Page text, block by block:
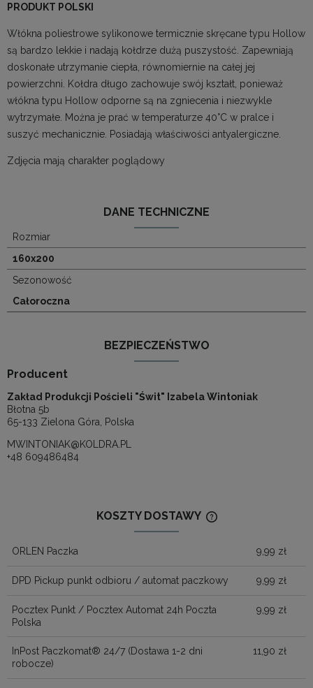
PRODUKT POLSKI
Włókna poliestrowe sylikonowe termicznie skręcane typu Hollow
są bardzo lekkie i nadają kołdrze dużą puszystość. Zapewniają
doskonałe utrzymanie ciepła, równomiernie na całej jej
powierzchni. Kołdra długo zachowuje swój kształt, ponieważ
włókna typu Hollow odporne są na zgniecenia i niezwykle
wytrzymałe. Można je prać w temperaturze 40°C w pralce i
suszyć mechanicznie. Posiadają właściwości antyalergiczne.
Zdjęcia mają charakter poglądowy
DANE TECHNICZNE
Rozmiar
160x200
Sezonowość
Całoroczna
BEZPIECZEŃSTWO
Producent
Zakład Produkcji Pościeli "Świt" Izabela Wintoniak
Błotna 5b
65-133 Zielona Góra, Polska
MWINTONIAK@KOLDRA.PL
+48 609486484
KOSZTY DOSTAWY
ORLEN Paczka 9,99 zł
DPD Pickup punkt odbioru / automat paczkowy 9,99 zł
Pocztex Punkt / Pocztex Automat 24h Poczta
Polska
9,99 zł
InPost Paczkomat® 24/7 (Dostawa 1-2 dni
robocze)
11,90 zł